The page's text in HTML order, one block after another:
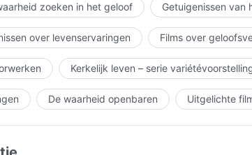
zoeken in het geloof Getuigenissen van
over levenservaringen Films over
Kerkelijk leven – serie
De waarheid openbaren Uitgelichte